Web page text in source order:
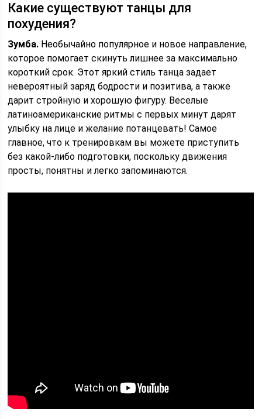
Какие существуют танцы для
похудения?
Зумба. Необычайно популярное и новое направление,
которое помогает скинуть лишнее за максимально
короткий срок. Этот яркий стиль танца задает
невероятный заряд бодрости и позитива, а также
дарит стройную и хорошую фигуру. Веселые
латиноамериканские ритмы с первых минут дарят
улыбку на лице и желание потанцевать! Самое
главное, что к тренировкам вы можете приступить
без какой-либо подготовки, поскольку движения
просты, понятны и легко запоминаются.